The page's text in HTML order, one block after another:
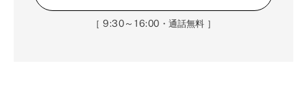
［9:30～16:00 ・通話無料 ］